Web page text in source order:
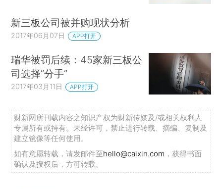
新三板公司被并购现状分析
2017年06月07日 APP打开
瑞华被罚后续：45家新三板公
司选择“分手”
2017年03月11日 APP打开
财新网所刊载内容之知识产权为财新传媒及/或相关权利人
专属所有或持有。未经许可，禁止进行转载、摘编、复制及
建立镜像等任何使用。
如有意愿转载，请发邮件至hello@caixin.com ，获得书面
确认及授权后，方可转载。